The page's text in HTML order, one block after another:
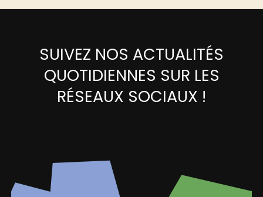
SUIVEZ NOS ACTUALITÉS
QUOTIDIENNES SUR LES
RÉSEAUX SOCIAUX !